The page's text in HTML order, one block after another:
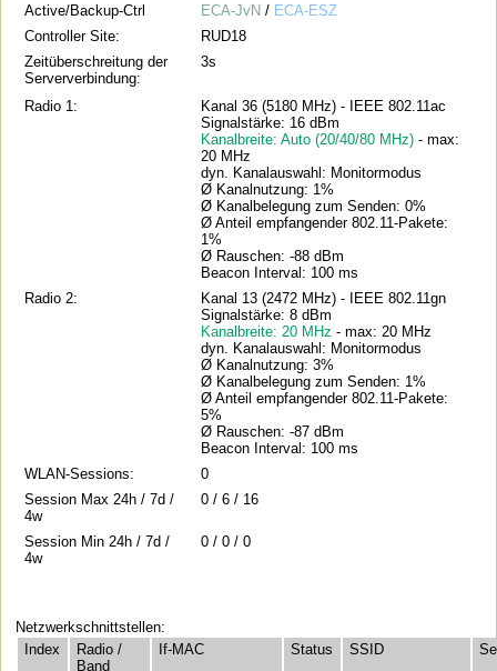
Active/Backup-Ctrl
ECA-JvN / ECA-ESZ
Controller Site:
RUD18
Zeitüberschreitung der
Serververbindung:
3s
Radio 1:
Kanal 36 (5180 MHz) - IEEE 802.11ac
Signalstärke: 16 dBm
Kanalbreite: Auto (20/40/80 MHz)- max:
20 MHz
dyn. Kanalauswahl: Monitormodus
Ø Kanalnutzung: 1%
Ø Kanalbelegung zum Senden: 0%
Ø Anteil empfangender 802.11-Pakete:
1%
Ø Rauschen: -88 dBm
Beacon Interval: 100 ms
Radio 2:
Kanal 13 (2472 MHz) - IEEE 802.11gn
Signalstärke: 8 dBm
Kanalbreite: 20 MHz- max: 20 MHz
dyn. Kanalauswahl: Monitormodus
Ø Kanalnutzung: 3%
Ø Kanalbelegung zum Senden: 1%
Ø Anteil empfangender 802.11-Pakete:
5%
Ø Rauschen: -87 dBm
Beacon Interval: 100 ms
WLAN-Sessions:
0
Session Max 24h / 7d /
4w
0 / 6 / 16
Session Min 24h / 7d /
4w
0 / 0 / 0
Netzwerkschnittstellen:
Index
Radio /
Band
If-MAC Status SSID